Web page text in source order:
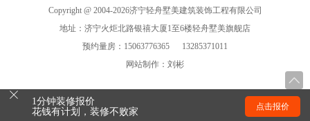
Copyright @ 2004-2026济宁轻舟墅美建筑装饰工程有限公司
地址：济宁火炬北路银禧大厦1至6楼轻舟墅美旗舰店
预约量房：15063776365 13285371011
网站制作：刘彬
1分钟装修报价
花钱有计划，装修不败家
点击报价